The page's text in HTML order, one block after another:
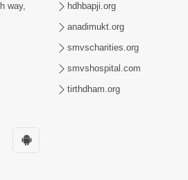
way,
hdhbapji.org
anadimukt.org
smvscharities.org
smvshospital.com
tirthdham.org